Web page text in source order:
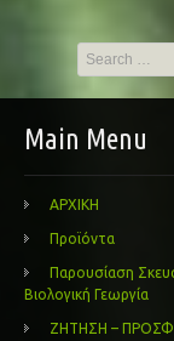
Search
for:
Main Menu
ΑΡΧΙΚΗ
Προϊόντα
Παρουσίαση
Βιολογική Γεωργία
ΖΗΤΗΣΗ –